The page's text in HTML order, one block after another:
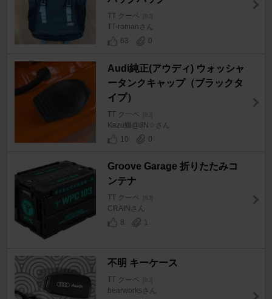
TT クーペ [8J]
TT-romanさん
63
0
Audi純正(アウディ) ウォッシャ
ータンクキャップ（ブラックタ
イプ）
TT クーペ [8J]
Kazu鰤@8N☆さん
10
0
Groove Garage 折りたたみコ
ンテナ
TT クーペ [8J]
CRAINさん
8
1
不明 キーケース
TT クーペ [8J]
bearworksさん